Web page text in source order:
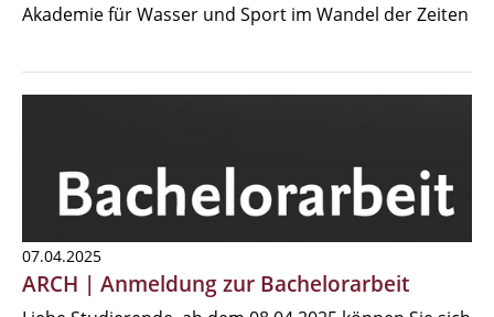
Akademie für Wasser und Sport im Wandel der Zeiten
07.04.2025
ARCH | Anmeldung zur Bachelorarbeit